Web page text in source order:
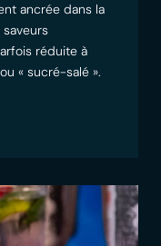
ancrée dans la
réduite à
« sucré-salé ».